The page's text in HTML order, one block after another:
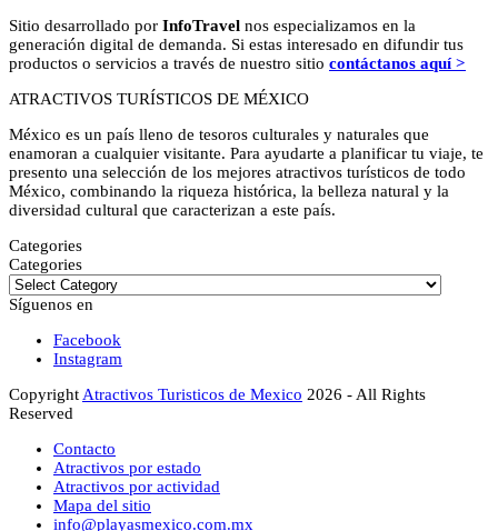
Sitio desarrollado por InfoTravel nos especializamos en la
generación digital de demanda. Si estas interesado en difundir tus
productos o servicios a través de nuestro sitio contáctanos aquí >
ATRACTIVOS TURÍSTICOS DE MÉXICO
México es un país lleno de tesoros culturales y naturales que
enamoran a cualquier visitante. Para ayudarte a planificar tu viaje, te
presento una selección de los mejores atractivos turísticos de todo
México, combinando la riqueza histórica, la belleza natural y la
diversidad cultural que caracterizan a este país.
Categories
Categories
Síguenos en
Facebook
Instagram
Copyright Atractivos Turisticos de Mexico 2026 - All Rights
Reserved
Contacto
Atractivos por estado
Atractivos por actividad
Mapa del sitio
info@playasmexico.com.mx